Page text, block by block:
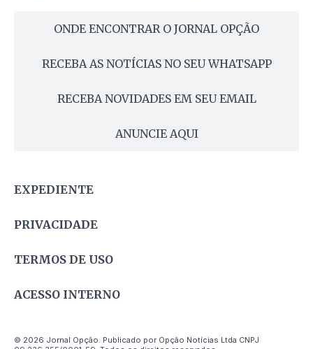
ONDE ENCONTRAR O JORNAL OPÇÃO
RECEBA AS NOTÍCIAS NO SEU WHATSAPP
RECEBA NOVIDADES EM SEU EMAIL
ANUNCIE AQUI
EXPEDIENTE
PRIVACIDADE
TERMOS DE USO
ACESSO INTERNO
© 2026 Jornal Opção. Publicado por Opção Notícias Ltda CNPJ